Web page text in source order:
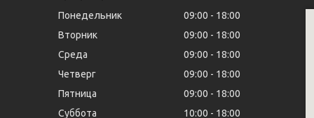
Понедельник 09:00
18:00
Вторник
09:00
18:00
Среда
09:00
18:00
Четверг
09:00
18:00
Пятница
09:00
18:00
Суббота
10:00 18:00